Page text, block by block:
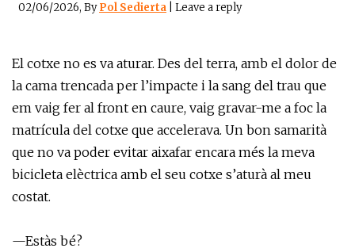
02/06/2026, ByPol Sedierta Leave a reply
El cotxe no es va aturar. Des del terra, amb el dolor de
la cama trencada per l’impacte i la sang del trau que
em vaig fer al front en caure, vaig gravar-me a foc la
matrícula del cotxe que accelerava. Un bon samarità
que no va poder evitar aixafar encara més la meva
bicicleta elèctrica amb el seu cotxe s’aturà al meu
costat.
—Estàs bé?